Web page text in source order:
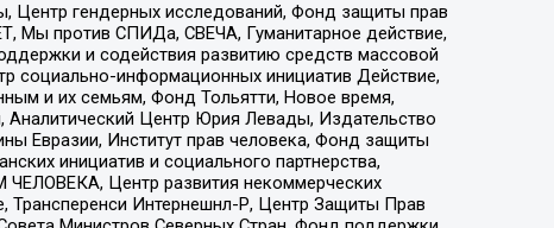
Центр гендерных исследований, Фонд защиты прав
Мы против СПИДа, СВЕЧА, Гуманитарное действие,
и содействия развитию средств массовой
социально-информационных инициатив Действие,
и их семьям, Фонд Тольятти, Новое время,
Аналитический Центр Юрия Левады, Издательство
Евразии, Институт прав человека, Фонд защиты
инициатив и социального партнерства,
Центр развития некоммерческих
Трансперенси Интернешнл-Р, Центр Защиты Прав